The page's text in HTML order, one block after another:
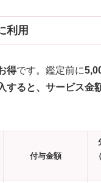
利用
得です。鑑定前に
すると、サービス金
付与金額